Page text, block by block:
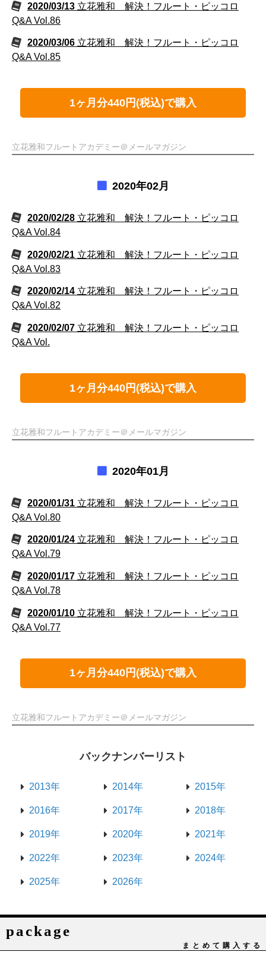
2020/03/13 立花雅和 解決！フルート・ピッコロ
Q&A Vol.86
2020/03/06 立花雅和 解決！フルート・ピッコロ
Q&A Vol.85
1ヶ月分440円(税込)で購入
立花雅和フルートアカデミー＠メールマガジン
2020年02月
2020/02/28 立花雅和 解決！フルート・ピッコロ
Q&A Vol.84
2020/02/21 立花雅和 解決！フルート・ピッコロ
Q&A Vol.83
2020/02/14 立花雅和 解決！フルート・ピッコロ
Q&A Vol.82
2020/02/07 立花雅和 解決！フルート・ピッコロ
Q&A Vol.
1ヶ月分440円(税込)で購入
立花雅和フルートアカデミー＠メールマガジン
2020年01月
2020/01/31 立花雅和 解決！フルート・ピッコロ
Q&A Vol.80
2020/01/24 立花雅和 解決！フルート・ピッコロ
Q&A Vol.79
2020/01/17 立花雅和 解決！フルート・ピッコロ
Q&A Vol.78
2020/01/10 立花雅和 解決！フルート・ピッコロ
Q&A Vol.77
1ヶ月分440円(税込)で購入
立花雅和フルートアカデミー＠メールマガジン
バックナンバーリスト
2013年 2014年 2015年
2016年 2017年 2018年
2019年 2020年 2021年
2022年 2023年 2024年
2025年 2026年
package
まとめて購入する